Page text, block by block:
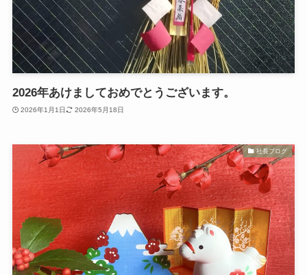
2026年あけましておめでとうございます。
2026年1月1日 2026年5月18日
社長ブログ